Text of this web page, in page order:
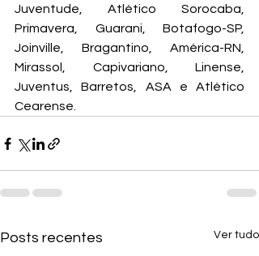
Juventude, Atlético Sorocaba,
Primavera, Guarani, Botafogo-SP,
Joinville, Bragantino, América-RN,
Mirassol, Capivariano, Linense,
Juventus, Barretos, ASA e Atlético
Cearense.
Posts recentes Ver tudo